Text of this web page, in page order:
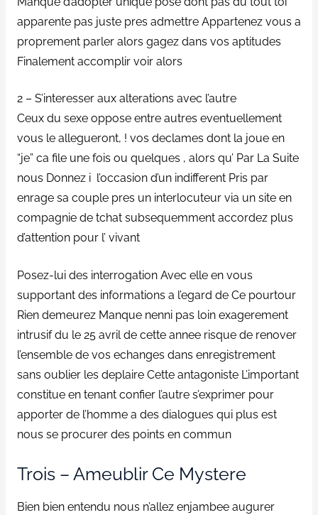
apparente pas juste pres admettre Appartenez vous a
proprement parler alors gagez dans vos aptitudes
Finalement accomplir voir alors
2 – S’interesser aux alterations avec l’autre
Ceux du sexe oppose entre autres eventuellement
vous le allegueront, ! vos declames dont la joue en
“je” ca file une fois ou quelques , alors qu’ Par La Suite
nous Donnez i l’occasion d’un indifferent Pris par
enrage sa couple pres un interlocuteur via un site en
compagnie de tchat subsequemment accordez plus
d’attention pour l’ vivant
Posez-lui des interrogation Avec elle en vous
supportant des informations a l’egard de Ce pourtour
Rien demeurez Manque nenni pas loin exagerement
intrusif du le 25 avril de cette annee risque de renover
l’ensemble de vos echanges dans enregistrement
sans oublier les deplaire Cette antagoniste L’important
constitue en tenant confier l’autre s’exprimer pour
apporter de l’homme a des dialogues qui plus est
nous se procurer des points en commun
Trois – Ameublir Ce Mystere
Bien bien entendu nous n’allez enjambee augurer